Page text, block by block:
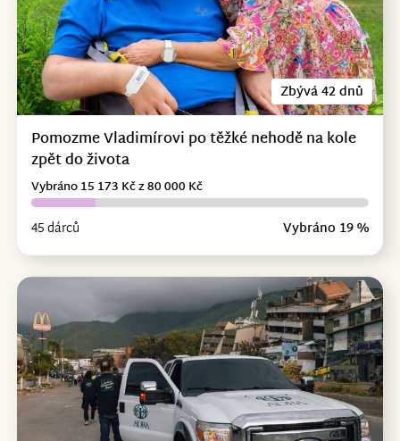
Zbývá 42 dnů
Pomozme Vladimírovi po těžké nehodě na kole
zpět do života
45 dárců Vybráno 19 %
Vybráno 15 173 Kč z 80 000 Kč